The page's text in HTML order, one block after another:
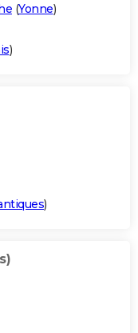
(Yonne)
)
)